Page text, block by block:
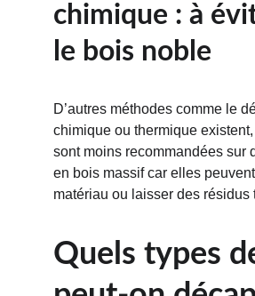
chimique : à
le bois noble
D’autres méthodes comme le
chimique ou thermique
sont moins recommandées sur
en bois massif car elles
matériau ou laisser des résidus
Quels types